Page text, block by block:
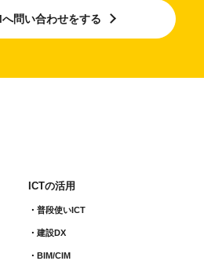
問い合わせをする
ICTの活用
普段使いICT
建設DX
BIM/CIM